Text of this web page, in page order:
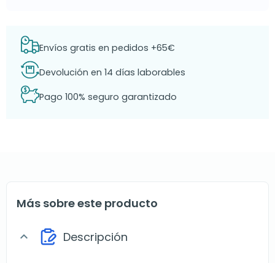
Envíos gratis en pedidos +65€
Devolución en 14 días laborables
Pago 100% seguro garantizado
Más sobre este producto
expand_more Descripción